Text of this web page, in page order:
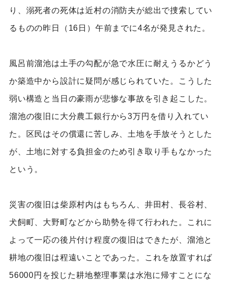
り、溺死者の死体は近村の消防夫が総出で捜索してい
るものの昨日（16日）午前までに4名が発見された。
風呂前溜池は土手の勾配が急で水圧に耐えうるかどう
か築造中から設計に疑問が感じられていた。こうした
弱い構造と当日の豪雨が悲惨な事故を引き起こした。
溜池の復旧に大分農工銀行から3万円を借り入れてい
た。区民はその償還に苦しみ、土地を手放そうとした
が、土地に対する負担金のため引き取り手もなかった
という。
災害の復旧は柴原村内はもちろん、井田村、長谷村、
犬飼町、大野町などから助勢を得て行われた。これに
よって一応の後片付け程度の復旧はできたが、溜池と
耕地の復旧は程遠いことであった。これを放置すれば
56000円を投じた耕地整理事業は水泡に帰すことにな